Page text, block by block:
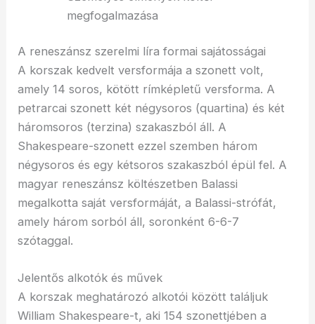
megfogalmazása
A reneszánsz szerelmi líra formai sajátosságai
A korszak kedvelt versformája a szonett volt,
amely 14 soros, kötött rímképletű versforma. A
petrarcai szonett két négysoros (quartina) és két
háromsoros (terzina) szakaszból áll. A
Shakespeare-szonett ezzel szemben három
négysoros és egy kétsoros szakaszból épül fel. A
magyar reneszánsz költészetben Balassi
megalkotta saját versformáját, a Balassi-strófát,
amely három sorból áll, soronként 6-6-7
szótaggal.
Jelentős alkotók és művek
A korszak meghatározó alkotói között találjuk
William Shakespeare-t, aki 154 szonettjében a